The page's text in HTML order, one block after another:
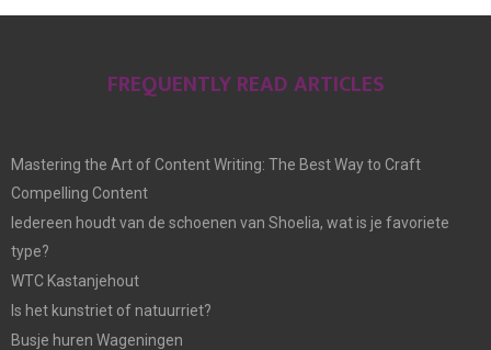
FREQUENTLY READ ARTICLES
Mastering the Art of Content Writing: The Best Way to Craft
Compelling Content
Iedereen houdt van de schoenen van Shoelia, wat is je favoriete
type?
WTC Kastanjehout
Is het kunstriet of natuurriet?
Busje huren Wageningen